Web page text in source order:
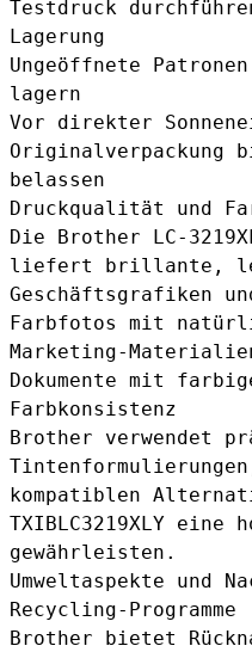
Testdruck
Lagerung
Ungeöffnete
lagern
Vor direkter
Originalverpackung
belassen
Druckqualität und
Die Brother LC-
liefert brillante,
Geschäftsgrafiken
Farbfotos mit
Marketing-
Dokumente mit
Farbkonsistenz
Brother verwendet
kompatiblen
TXIBLC3219XLY eine
gewährleisten.
Umweltaspekte und
Recycling-Programme
Brother bietet